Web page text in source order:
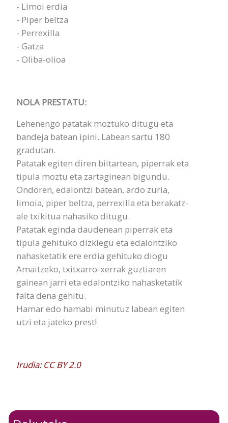
- Limoi erdia
- Piper beltza
- Perrexilla
- Gatza
- Oliba-olioa
NOLA PRESTATU:
Lehenengo patatak moztuko ditugu eta
bandeja batean ipini. Labean sartu 180
gradutan.
Patatak egiten diren biitartean, piperrak eta
tipula moztu eta zartaginean bigundu.
Ondoren, edalontzi batean, ardo zuria,
limoia, piper beltza, perrexilla eta berakatz-
ale txikitua nahasiko ditugu.
Patatak eginda daudenean piperrak eta
tipula gehituko dizkiegu eta edalontziko
nahasketatik ere erdia gehituko diogu
Amaitzeko, txitxarro-xerrak guztiaren
gainean jarri eta edalontziko nahasketatik
falta dena gehitu.
Hamar edo hamabi minutuz labean egiten
utzi eta jateko prest!
Irudia: CC BY 2.0